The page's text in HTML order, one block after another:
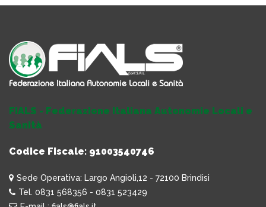
FIALS - Federazione Italiana Autonomie Locali e
Sanità
Codice Fiscale: 91003540746
Sede Operativa: Largo Angioli,12 - 72100 Brindisi
Tel. 0831 568356 - 0831 523429